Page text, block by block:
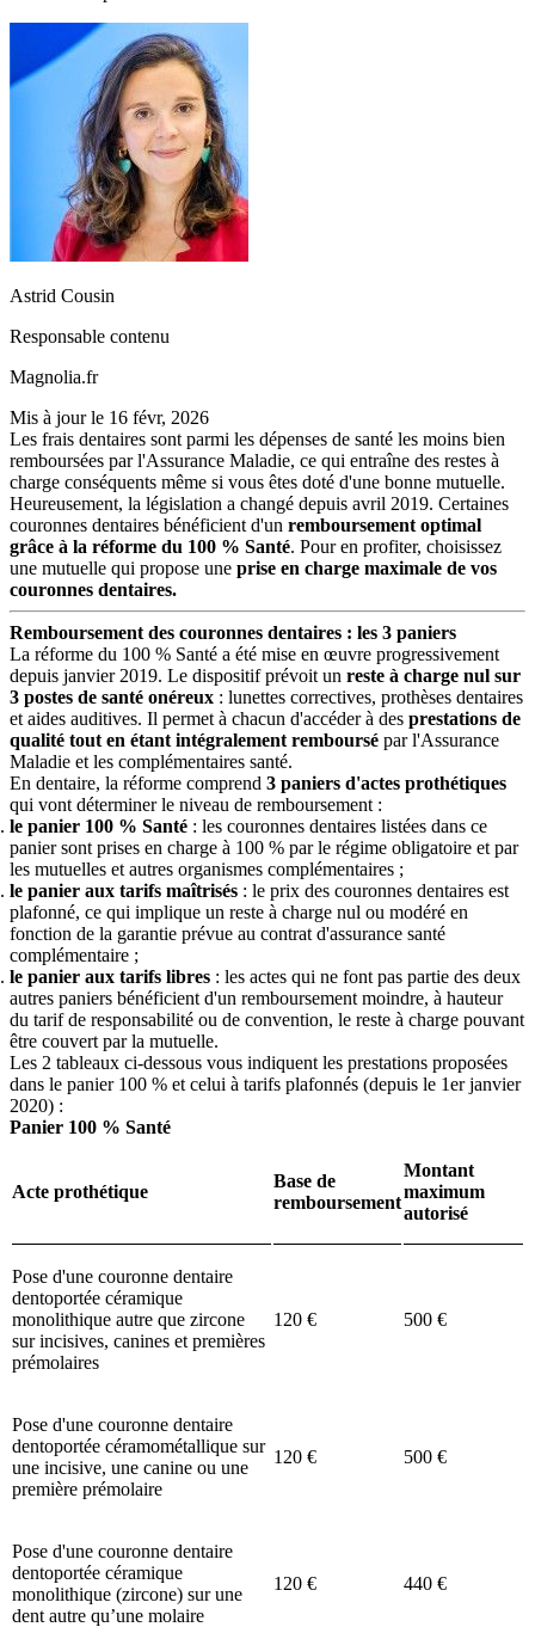
Astrid Cousin
Responsable contenu
Magnolia.fr
Mis à jour le 16 févr, 2026
Les frais dentaires sont parmi les dépenses de santé les moins bien
remboursées par l'Assurance Maladie, ce qui entraîne des restes à
charge conséquents même si vous êtes doté d'une bonne mutuelle.
Heureusement, la législation a changé depuis avril 2019. Certaines
couronnes dentaires bénéficient d'un remboursement optimal
grâce à la réforme du 100 % Santé. Pour en profiter, choisissez
une mutuelle qui propose une prise en charge maximale de vos
couronnes dentaires.
Remboursement des couronnes dentaires : les 3 paniers
La réforme du 100 % Santé a été mise en œuvre progressivement
depuis janvier 2019. Le dispositif prévoit un reste à charge nul sur
3 postes de santé onéreux : lunettes correctives, prothèses dentaires
et aides auditives. Il permet à chacun d'accéder à des prestations de
qualité tout en étant intégralement remboursé par l'Assurance
Maladie et les complémentaires santé.
En dentaire, la réforme comprend 3 paniers d'actes prothétiques
qui vont déterminer le niveau de remboursement :
le panier 100 % Santé : les couronnes dentaires listées dans ce
panier sont prises en charge à 100 % par le régime obligatoire et par
les mutuelles et autres organismes complémentaires ;
le panier aux tarifs maîtrisés : le prix des couronnes dentaires est
plafonné, ce qui implique un reste à charge nul ou modéré en
fonction de la garantie prévue au contrat d'assurance santé
complémentaire ;
le panier aux tarifs libres : les actes qui ne font pas partie des deux
autres paniers bénéficient d'un remboursement moindre, à hauteur
du tarif de responsabilité ou de convention, le reste à charge pouvant
être couvert par la mutuelle.
Les 2 tableaux ci-dessous vous indiquent les prestations proposées
dans le panier 100 % et celui à tarifs plafonnés (depuis le 1er janvier
2020) :
Panier 100 % Santé
Acte prothétique
Base de
remboursement
Montant
maximum
autorisé
Pose d'une couronne dentaire
dentoportée céramique
monolithique autre que zircone
sur incisives, canines et premières
prémolaires
120 € 500 €
Pose d'une couronne dentaire
dentoportée céramométallique sur
une incisive, une canine ou une
première prémolaire
120 € 500 €
Pose d'une couronne dentaire
dentoportée céramique
monolithique (zircone) sur une
dent autre qu’une molaire
120 € 440 €